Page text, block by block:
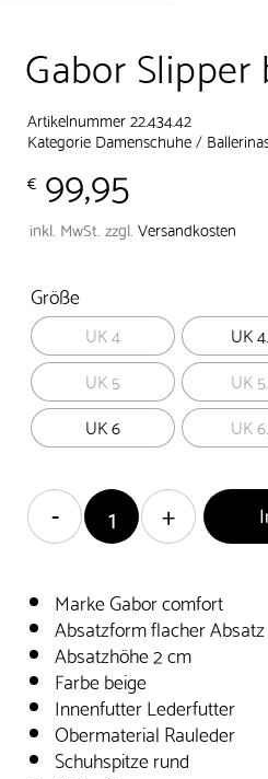
Gabor Slipper
Artikelnummer 22.434.42
KategorieDamenschuhe/
€ 99,95
inkl. MwSt.zzgl.Versandkosten
Größe
UK 4
UK
UK 5
UK
UK 6
UK
Marke Gabor comfort
Absatzform flacher Absatz
Absatzhöhe 2 cm
Farbe beige
Innenfutter Lederfutter
Obermaterial Rauleder
Schuhspitze rund